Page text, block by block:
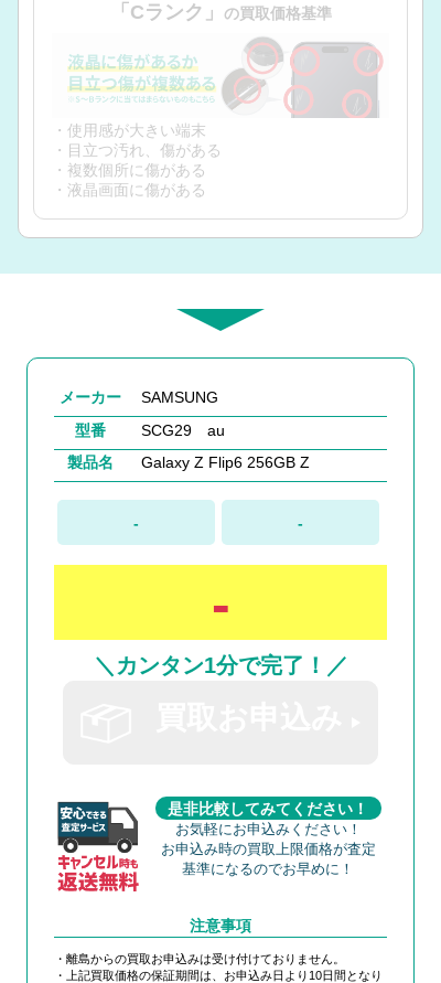
「Cランク」 の買取価格基準
・使用感が大きい端末
・目立つ汚れ、傷がある
・複数個所に傷がある
・液晶画面に傷がある
メーカー
SAMSUNG
型番
SCG29 au
製品名
Galaxy Z Flip6 256GB Z
- -
-
＼カンタン1分で完了！／
是非比較してみてください！
お気軽にお申込みください！
お申込み時の買取上限価格が査定
基準になるのでお早めに！
注意事項
・離島からの買取お申込みは受け付けておりません。
・上記買取価格の保証期間は、お申込み日より10日間となり